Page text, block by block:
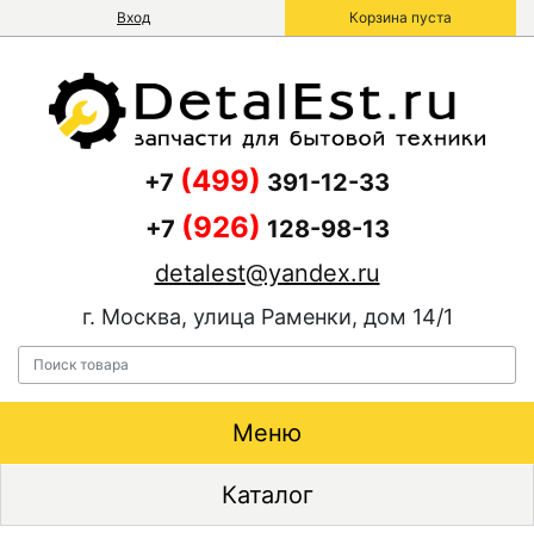
Вход Корзина пуста
+7 (499) 391-12-33
+7 (926) 128-98-13
detalest@yandex.ru
г. Москва, улица Раменки, дом 14/1
Меню
Каталог